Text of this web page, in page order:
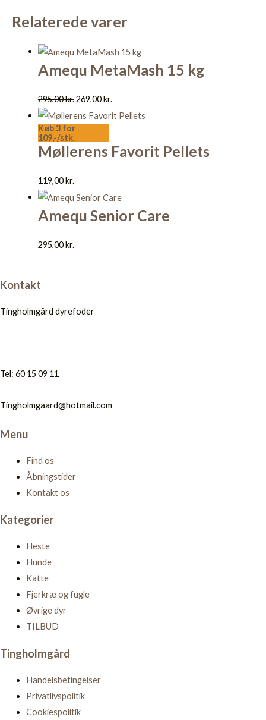
Relaterede varer
Amequ MetaMash 15 kg
295,00kr.269,00kr.
Køb 3 for
109,-/stk.
Møllerens Favorit Pellets
119,00kr.
Amequ Senior Care
295,00kr.
Kontakt
Tingholmgård dyrefoder
Tel: 60 15 09 11
Tingholmgaard@hotmail.com
Menu
Find os
Åbningstider
Kontakt os
Kategorier
Heste
Hunde
Katte
Fjerkræ og fugle
Øvrige dyr
TILBUD
Tingholmgård
Handelsbetingelser
Privatlivspolitik
Cookiespolitik